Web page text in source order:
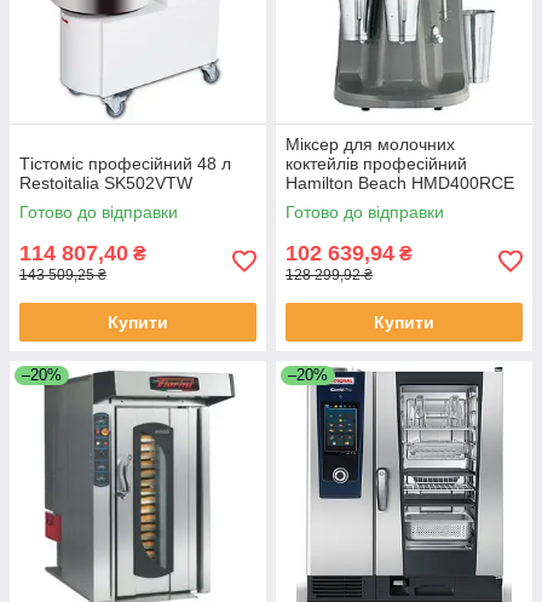
Тістоміс професійний 48 л
Restoitalia SK502VTW
Готово до відправки
114 807,40 ₴
143 509,25 ₴
Купити
Міксер для молочних
коктейлів професійний
Hamilton Beach HMD400RCE
Готово до відправки
102 639,94 ₴
128 299,92 ₴
Купити
–20% –20%